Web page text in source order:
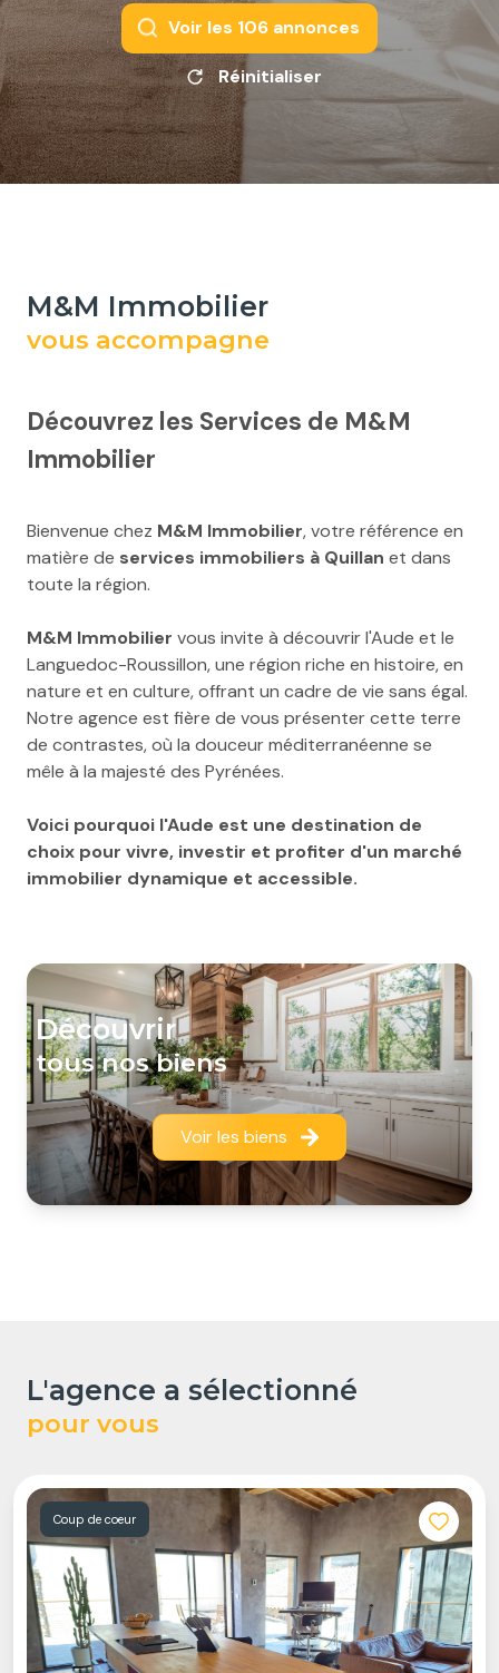
Voir les 106 annonces
Réinitialiser
découvrir
tous nos biens
Voir les biens
M&M Immobilier
vous accompagne
Découvrez les Services de M&M
Immobilier
Bienvenue chez M&M Immobilier, votre référence en
matière de services immobiliers à Quillan et dans
toute la région.
M&M Immobilier vous invite à découvrir l'Aude et le
Languedoc-Roussillon, une région riche en histoire, en
nature et en culture, offrant un cadre de vie sans égal.
Notre agence est fière de vous présenter cette terre
de contrastes, où la douceur méditerranéenne se
mêle à la majesté des Pyrénées.
Voici pourquoi l'Aude est une destination de
choix pour vivre, investir et profiter d'un marché
immobilier dynamique et accessible.
l'agence a sélectionné
pour vous
Coup de coeur